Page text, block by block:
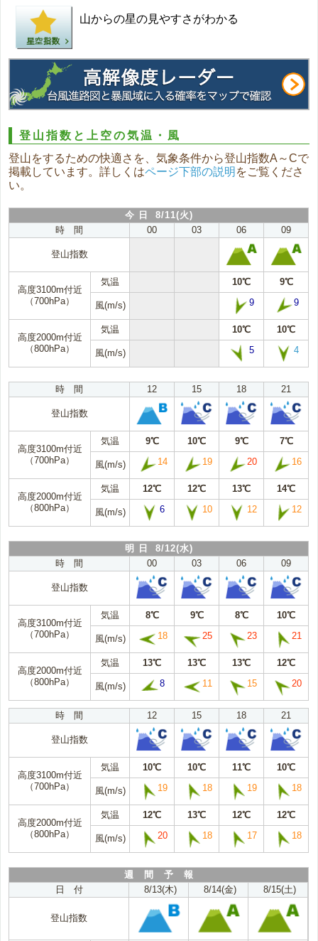
山からの星の見やすさがわかる
登山指数と上空の気温・風
登山をするための快適さを、気象条件から登山指数A～Cで
掲載しています。詳しくはページ下部の説明 をご覧くださ
い。
今 日 8/11(火)
時 間
00 03 06 09
登山指数
高度3100m付近
（700hPa）
気温 10℃ 9℃
風(m/s) 9 9
高度2000m付近
（800hPa）
気温 10℃ 10℃
風(m/s) 5 4
時 間 12 15 18 21
登山指数
高度3100m付近
（700hPa）
気温 9℃ 10℃ 9℃ 7℃
風(m/s) 14 19 20 16
高度2000m付近
（800hPa）
気温 12℃ 12℃ 13℃ 14℃
風(m/s) 6 10 12 12
明 日 8/12(水)
時 間
00 03 06 09
登山指数
高度3100m付近
（700hPa）
気温 8℃ 9℃ 8℃ 10℃
風(m/s) 18 25 23 21
高度2000m付近
（800hPa）
気温 13℃ 13℃ 13℃ 12℃
風(m/s) 8 11 15 20
時 間 12 15 18 21
登山指数
高度3100m付近
（700hPa）
気温 10℃ 10℃ 11℃ 10℃
風(m/s) 19 18 19 18
高度2000m付近
（800hPa）
気温 12℃ 13℃ 12℃ 12℃
風(m/s) 20 18 17 18
週 間 予 報
日 付
8/13(木) 8/14(金) 8/15(土)
登山指数